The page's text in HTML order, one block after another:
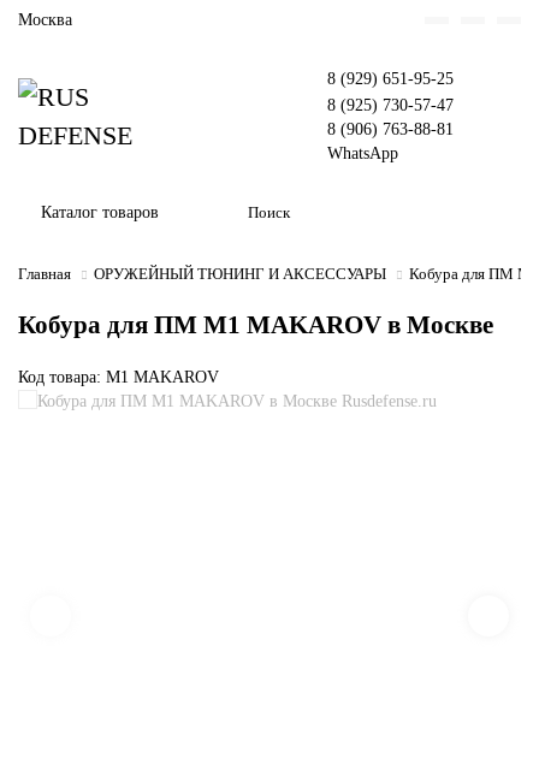
Москва
8 (929) 651-95-25
8 (925) 730-57-47
8 (906) 763-88-81
WhatsApp
Каталог товаров
Главная ОРУЖЕЙНЫЙ ТЮНИНГ И АКСЕССУАРЫ Кобура для ПМ
Кобура для ПМ M1 MAKAROV в Москве
Код товара: M1 MAKAROV